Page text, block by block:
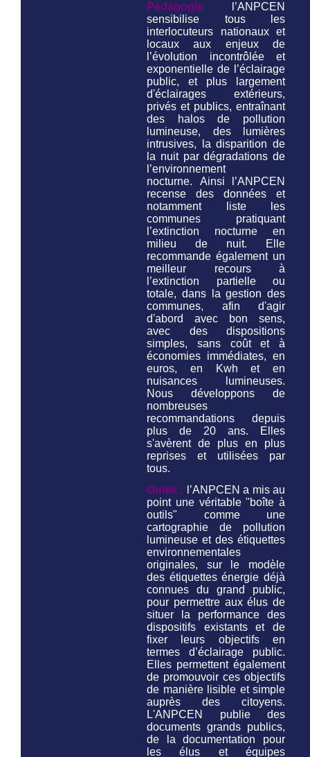
Pédagogie :
l’ANPCEN
sensibilise tous les
interlocuteurs nationaux et
locaux aux enjeux de
l’évolution incontrôlée et
exponentielle de l’éclairage
public, et plus largement
d'éclairages extérieurs,
privés et publics, entraînant
des halos de pollution
lumineuse, des lumières
intrusives, la disparition de
la nuit par dégradations de
l’environnement
nocturne. Ainsi l’ANPCEN
recense des données et
notamment liste les
communes pratiquant
l’extinction nocturne en
milieu de nuit. Elle
recommande également un
meilleur recours à
l’extinction partielle ou
totale, dans la gestion des
communes, afin d'agir
d'abord avec bon sens,
avec des dispositions
simples, sans coût et à
économies immédiates, en
euros, en Kwh et en
nuisances lumineuses.
Nous développons de
nombreuses
recommandations depuis
plus de 20 ans. Elles
s'avèrent de plus en plus
reprises et utilisées par
tous.
Outils :
l’ANPCEN a mis au
point une véritable "boîte à
outils" comme une
cartographie de pollution
lumineuse et des étiquettes
environnementales
originales, sur le modèle
des étiquettes énergie déjà
connues du grand public,
pour permettre aux élus de
situer la performance des
dispositifs existants et de
fixer leurs objectifs en
termes d’éclairage public.
Elles permettent également
de promouvoir ces objectifs
de manière lisible et simple
auprès des citoyens.
L'ANPCEN publie des
documents grands publics,
de la documentation pour
les élus et équipes